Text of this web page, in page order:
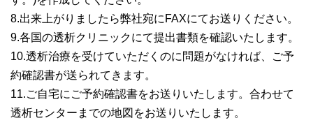
8.出来上がりましたら弊社宛にFAXにてお送りください。
9.各国の透析クリニックにて提出書類を確認いたします。
10.透析治療を受けていただくのに問題がなければ、ご予
約確認書が送られてきます。
11.ご自宅にご予約確認書をお送りいたします。合わせて
透析センターまでの地図をお送りいたします。